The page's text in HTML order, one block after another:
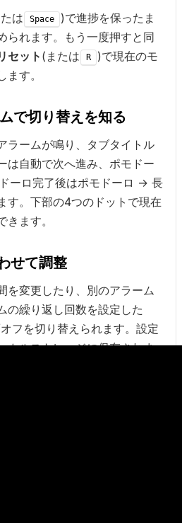
は Space
)で進捗を保ったま
られます。もう一度押すと同
セット (または R
)で現在のモ
す。
で切り替えを知る
ラームが鳴り、タブタイトル
は自動で次へ進み、ポモドー
ーロ完了後はポモドーロ → 長
す。下部の4つのドットで現在
ます。
せて調整
を変更したり、別のアラーム
の繰り返し回数を設定した
フを切り替えられます。設定
カルストレージに保存されま